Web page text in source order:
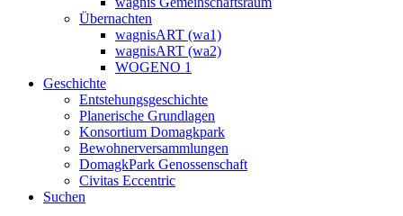
Übernachten
wagnisART (wa1)
wagnisART (wa2)
WOGENO 1
Geschichte
Entstehungsgeschichte
Planerische Grundlagen
Konsortium Domagkpark
Bewohnerversammlungen
DomagkPark Genossenschaft
Civitas Eccentric
Suchen